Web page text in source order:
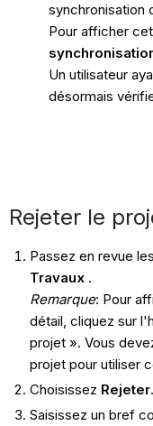
synchronisation
Pour afficher
Un utilisateur
désormais
Rejeter le
Passez en revue
Travaux.
Remarque: Pour
détail, cliquez sur
projet ». Vous
projet pour utiliser
Choisissez Rejeter.
Saisissez un bref